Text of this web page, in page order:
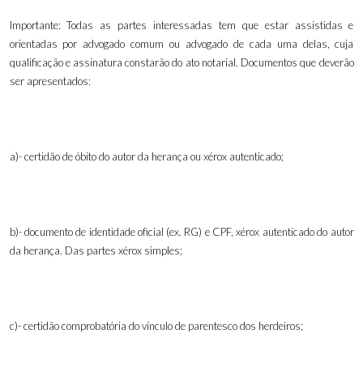
Importante: Todas as partes interessadas tem que estar assistidas e
orientadas por advogado comum ou advogado de cada uma delas, cuja
qualificação e assinatura constarão do ato notarial. Documentos que deverão
ser apresentados:
a)- certidão de óbito do autor da herança ou xérox autenticado;
b)- documento de identidade oficial (ex. RG) e CPF, xérox autenticado do autor
da herança. Das partes xérox simples;
c)- certidão comprobatória do vínculo de parentesco dos herdeiros;